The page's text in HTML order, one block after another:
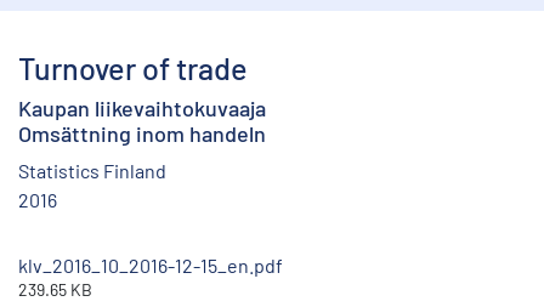
Turnover of trade
Kaupan liikevaihtokuvaaja
Omsättning inom handeln
Statistics Finland
2016
klv_2016_10_2016-12-15_en.pdf
239.65 KB